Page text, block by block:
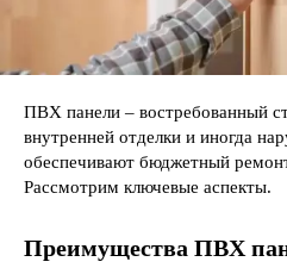
ПВХ панели – востребованный
внутренней отделки и иногда
обеспечивают бюджетный
Рассмотрим ключевые аспекты.
Преимущества ПВХ